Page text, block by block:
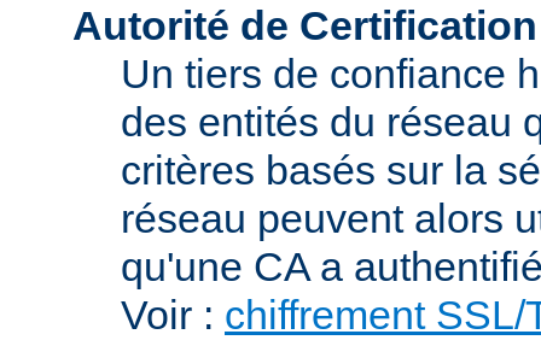
Autorité de
Un tiers de confiance
des entités du réseau
critères basés sur la
réseau peuvent alors
qu'une CA a
Voir : chiffrement SSL/